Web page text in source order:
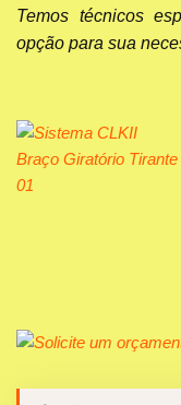
Temos técnicos
opção para sua